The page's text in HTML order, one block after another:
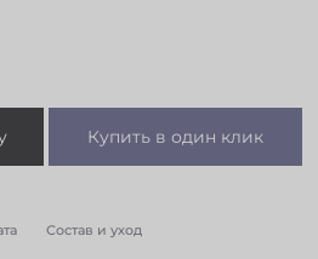
Купить в один клик
Состав и уход